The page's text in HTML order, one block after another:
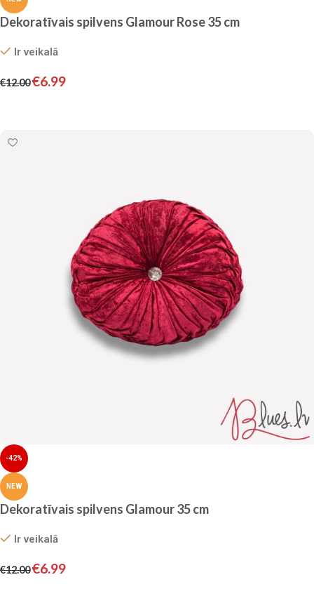
Dekoratīvais spilvens Glamour Rose 35 cm
Ir veikalā
€12.00€6.99
-42%
NEW
Dekoratīvais spilvens Glamour 35 cm
Ir veikalā
€12.00€6.99